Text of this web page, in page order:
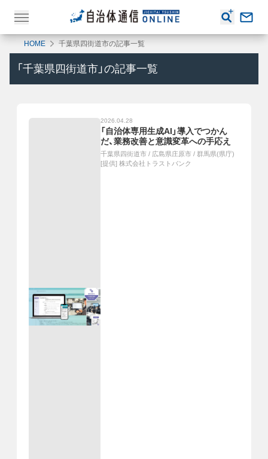
HOME 千葉県四街道市の記事一覧
「 千葉県四街道市 」の記事一覧
2026.04.28
「自治体専用生成AI」導入でつかん
だ、業務改善と意識変革への手応え
千葉県四街道市 / 広島県庄原市 / 群馬県(県庁)
[提供] 株式会社トラストバンク